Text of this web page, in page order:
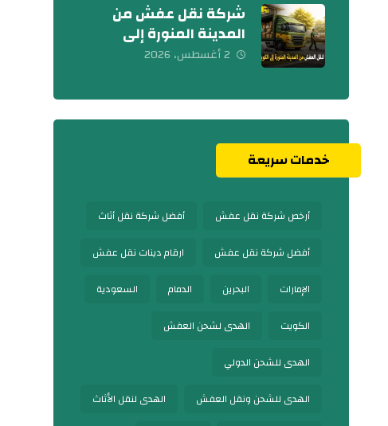
شركة نقل عفش من
المدينة المنورة إلى
الكويت 0539600777
2 أغسطس، 2026
خدمات سريعة
أرخص شركة نقل عفش أفضل شركة نقل أثاث
أفضل شركة نقل عفش ارقام دينات نقل عفش
الإمارات البحرين الدمام السعودية
الكويت الهدى لشحن العفش
الهدى للشحن الدولي
الهدى للشحن ونقل العفش الهدى لنقل الأثاث